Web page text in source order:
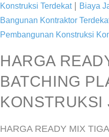
Konstruksi Terdekat|
Biaya
Bangunan Kontraktor
Pembangunan Konstruksi
HARGA
BATCHING
KONSTRUKSI
HARGA READY MIX